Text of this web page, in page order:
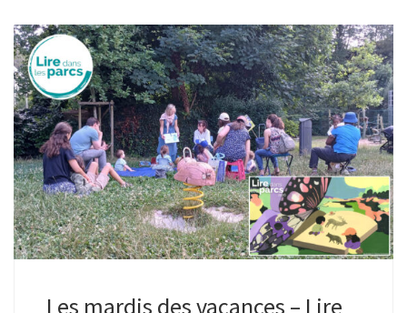
Lire dans les parcs ou quand les livres sortent des
bibliothèques pendant l’été. Petites et grandes oreilles,
venez écouter des histoires dans 38 parcs bruxellois, du
mardi 7 juillet au […]
Les mardis des vacances – Lire